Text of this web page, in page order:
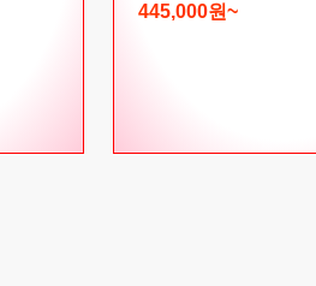
445,000원~